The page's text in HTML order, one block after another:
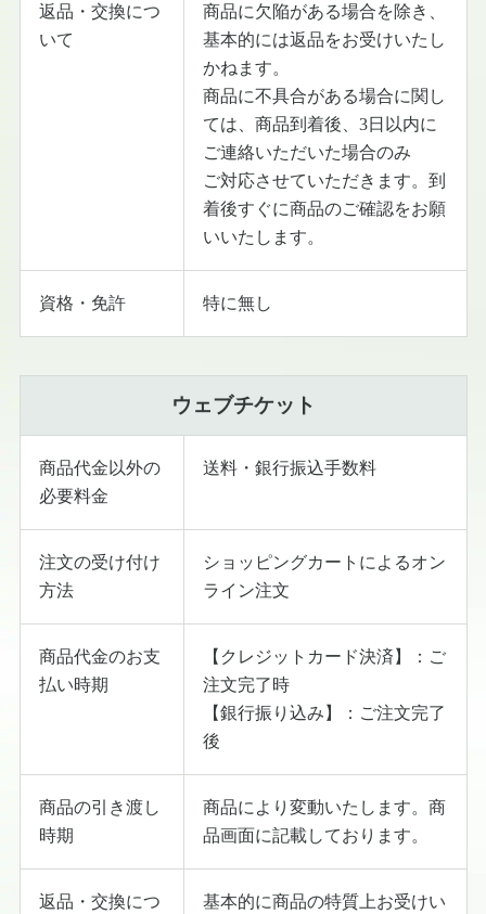
返品・交換につ
いて
商品に欠陥がある場合を除き、
基本的には返品をお受けいたし
かねます。
商品に不具合がある場合に関し
ては、商品到着後、3日以内に
ご連絡いただいた場合のみ
ご対応させていただきます。到
着後すぐに商品のご確認をお願
いいたします。
資格・免許 特に無し
ウェブチケット
商品代金以外の
必要料金
送料・銀行振込手数料
注文の受け付け
方法
ショッピングカートによるオン
ライン注文
商品代金のお支
払い時期
【クレジットカード決済】：ご
注文完了時
【銀行振り込み】：ご注文完了
後
商品の引き渡し
時期
商品により変動いたします。商
品画面に記載しております。
返品・交換につ
基本的に商品の特質上お受けい